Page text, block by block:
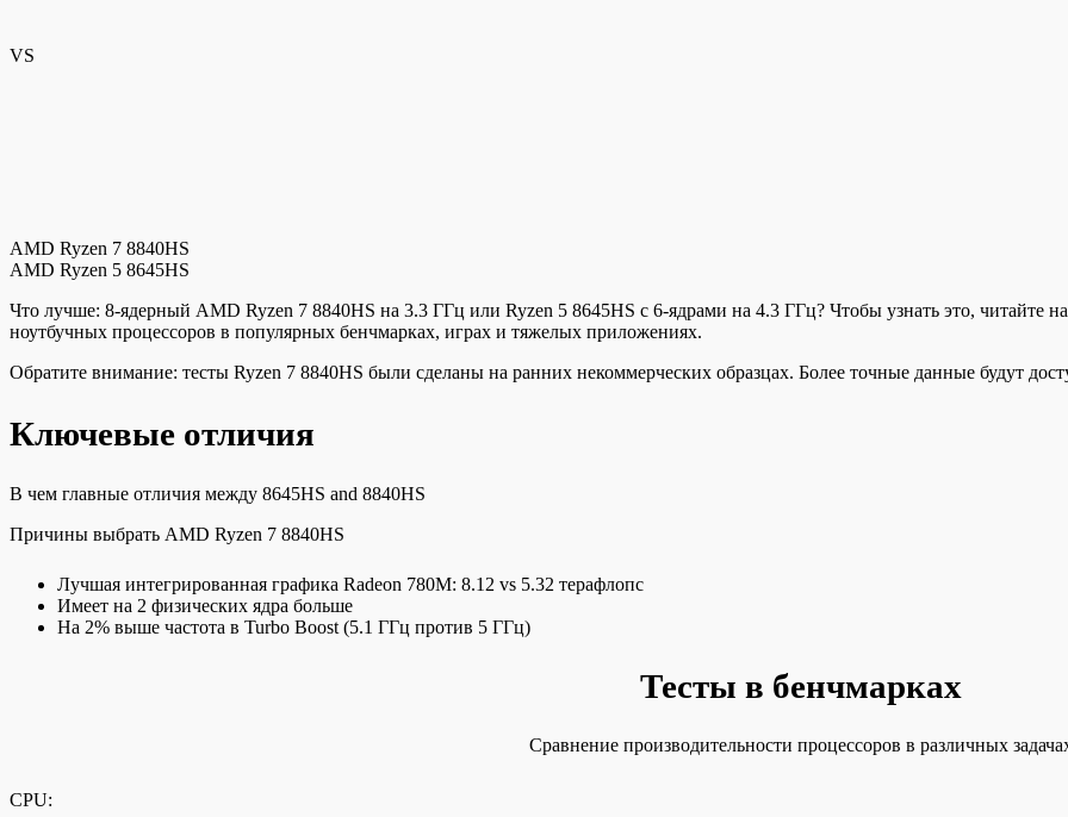
VS
AMD Ryzen 7 8840HS
AMD Ryzen 5 8645HS
Что лучше: 8-ядерный AMD Ryzen 7 8840HS на 3.3 ГГц или Ryzen 5 8645HS с 6-ядрами на 4.3 ГГц? Чтобы узнать это, читайте
ноутбучных процессоров в популярных бенчмарках, играх и тяжелых приложениях.
Обратите внимание: тесты Ryzen 7 8840HS были сделаны на ранних некоммерческих образцах. Более точные данные будут
Ключевые отличия
В чем главные отличия между 8645HS and 8840HS
Причины выбрать AMD Ryzen 7 8840HS
Лучшая интегрированная графика Radeon 780M: 8.12 vs 5.32 терафлопс
Имеет на 2 физических ядра больше
На 2% выше частота в Turbo Boost (5.1 ГГц против 5 ГГц)
Тесты в бенчмарках
Сравнение производительности процессоров в различных
CPU: